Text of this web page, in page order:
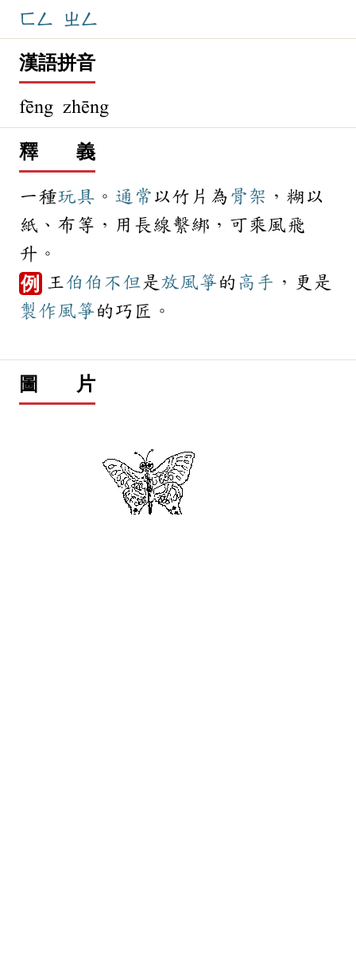
ㄈㄥ ㄓㄥ
漢語拼音
fēng zhēng
釋 義
一種玩具 。 通常 以竹片為 骨架 ，糊以
紙、布等，用長線繫綁，可乘風飛
升。
例 王伯伯 不但是 放風箏的 高手 ，更是
製作 風箏的巧匠。
圖 片